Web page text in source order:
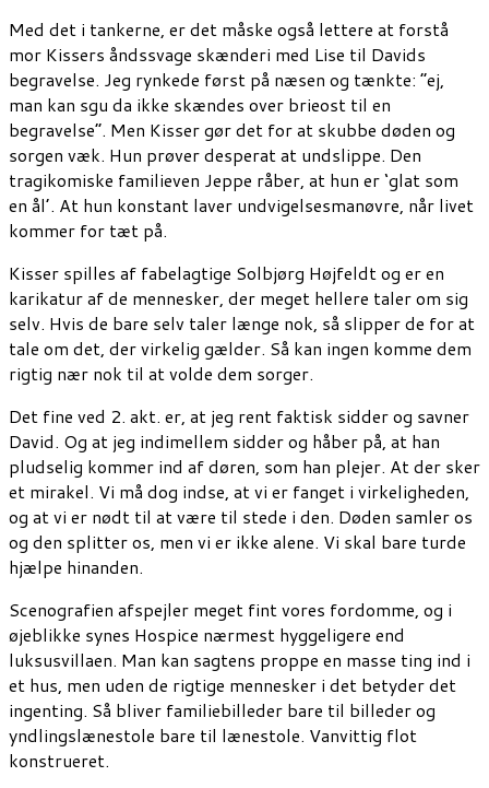
Med det i tankerne, er det måske også lettere at forstå
mor Kissers åndssvage skænderi med Lise til Davids
begravelse. Jeg rynkede først på næsen og tænkte: “ej,
man kan sgu da ikke skændes over brieost til en
begravelse”. Men Kisser gør det for at skubbe døden og
sorgen væk. Hun prøver desperat at undslippe. Den
tragikomiske familieven Jeppe råber, at hun er ‘glat som
en ål’. At hun konstant laver undvigelsesmanøvre, når livet
kommer for tæt på.
Kisser spilles af fabelagtige Solbjørg Højfeldt og er en
karikatur af de mennesker, der meget hellere taler om sig
selv. Hvis de bare selv taler længe nok, så slipper de for at
tale om det, der virkelig gælder. Så kan ingen komme dem
rigtig nær nok til at volde dem sorger.
Det fine ved 2. akt. er, at jeg rent faktisk sidder og savner
David. Og at jeg indimellem sidder og håber på, at han
pludselig kommer ind af døren, som han plejer. At der sker
et mirakel. Vi må dog indse, at vi er fanget i virkeligheden,
og at vi er nødt til at være til stede i den. Døden samler os
og den splitter os, men vi er ikke alene. Vi skal bare turde
hjælpe hinanden.
Scenografien afspejler meget fint vores fordomme, og i
øjeblikke synes Hospice nærmest hyggeligere end
luksusvillaen. Man kan sagtens proppe en masse ting ind i
et hus, men uden de rigtige mennesker i det betyder det
ingenting. Så bliver familiebilleder bare til billeder og
yndlingslænestole bare til lænestole. Vanvittig flot
konstrueret.